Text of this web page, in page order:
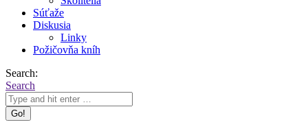
Súťaže
Diskusia
Linky
Požičovňa kníh
Search:
Search